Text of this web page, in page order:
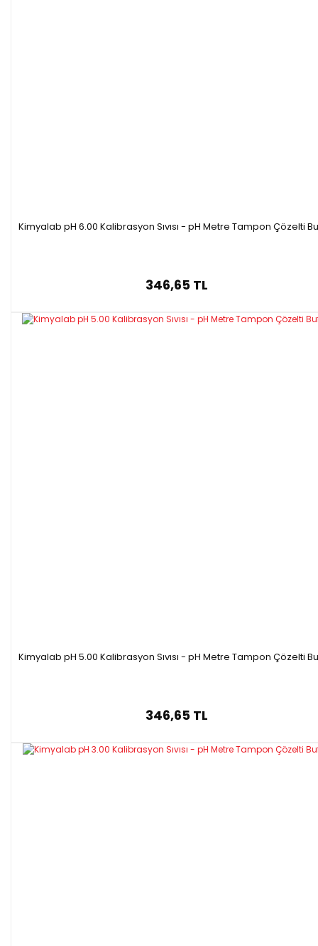
Kimyalab pH 6.00 Kalibrasyon Sıvısı - pH Metre Tampon Çözelti
346,65 TL
Kimyalab pH 5.00 Kalibrasyon Sıvısı - pH Metre Tampon Çözelti
346,65 TL